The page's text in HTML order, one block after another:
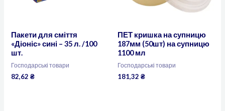
Пакети для сміття
«Діоніс» сині – 35 л. /100
шт.
Господарські товари
82,62₴
ПЕТ кришка на супницю
187мм (50шт) на супницю
1100 мл
Господарські товари
181,32 ₴